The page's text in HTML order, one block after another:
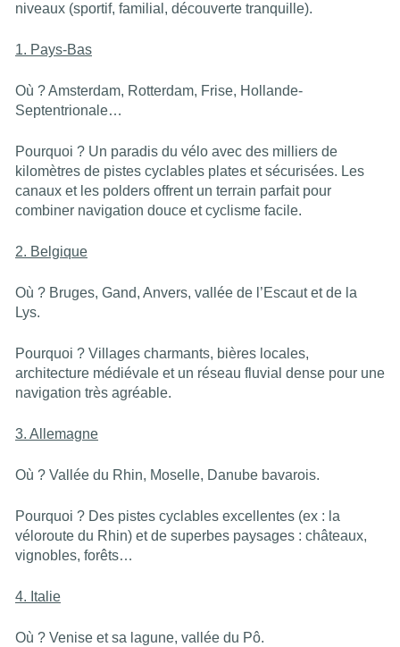
niveaux (sportif, familial, découverte tranquille).
1. Pays-Bas
Où ? Amsterdam, Rotterdam, Frise, Hollande-
Septentrionale…
Pourquoi ? Un paradis du vélo avec des milliers de
kilomètres de pistes cyclables plates et sécurisées. Les
canaux et les polders offrent un terrain parfait pour
combiner navigation douce et cyclisme facile.
2. Belgique
Où ? Bruges, Gand, Anvers, vallée de l’Escaut et de la
Lys.
Pourquoi ? Villages charmants, bières locales,
architecture médiévale et un réseau fluvial dense pour une
navigation très agréable.
3. Allemagne
Où ? Vallée du Rhin, Moselle, Danube bavarois.
Pourquoi ? Des pistes cyclables excellentes (ex : la
véloroute du Rhin) et de superbes paysages : châteaux,
vignobles, forêts…
4. Italie
Où ? Venise et sa lagune, vallée du Pô.